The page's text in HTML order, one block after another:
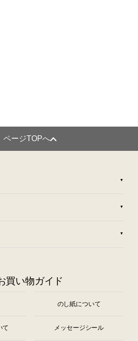
ページTOPへ
買い物ガイド
のし紙について
て メッセージシール